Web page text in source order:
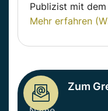
Publizist mit
Mehr erfahren
Zum